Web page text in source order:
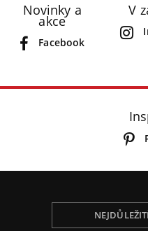
Novinky a
akce
Facebook
V